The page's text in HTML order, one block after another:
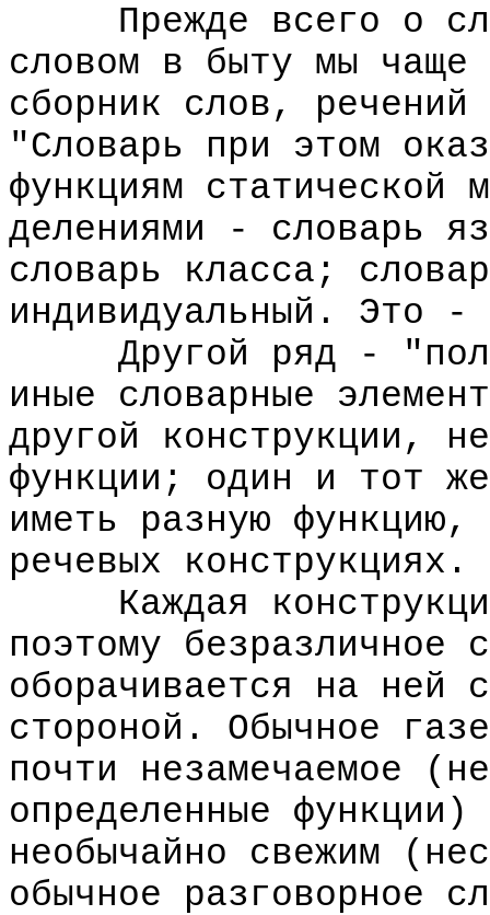
Прежде всего о
словом в быту мы чаще
сборник слов,
"Словарь при этом
функциям статической
делениями - словарь
словарь класса;
индивидуальный. Это
Другой ряд -
иные словарные
другой конструкции,
функции; один и тот
иметь разную функцию,
речевых конструкциях.
Каждая
поэтому безразличное
оборачивается на ней
стороной. Обычное
почти незамечаемое
определенные
необычайно свежим
обычное разговорное